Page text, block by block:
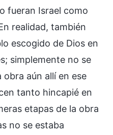
fueran Israel como
realidad, también
escogido de Dios en
simplemente no se
aún allí en ese
tanto hincapié en
etapas de la obra
no se estaba